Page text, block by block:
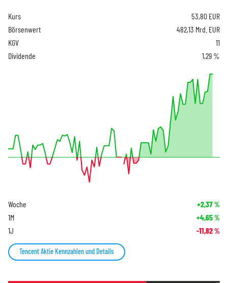
Kurs 53,80 EUR
Börsenwert
482,13 Mrd. EUR
KGV
11
Dividende
1,29 %
Woche +2,37%
1M +4,65%
1J -11,82%
Tencent Aktie Kennzahlen und Details